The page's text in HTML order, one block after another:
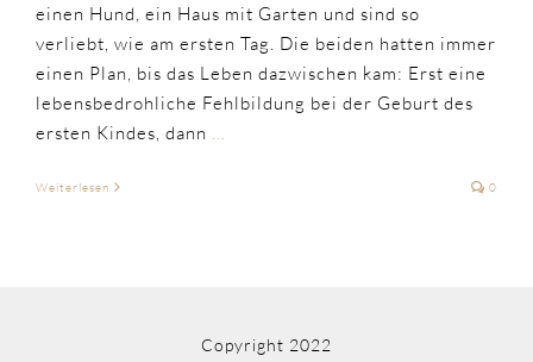
einen Hund, ein Haus mit Garten und sind so
verliebt, wie am ersten Tag. Die beiden hatten immer
einen Plan, bis das Leben dazwischen kam: Erst eine
lebensbedrohliche Fehlbildung bei der Geburt des
ersten Kindes, dann
Weiterlesen 0
Copyright 2022